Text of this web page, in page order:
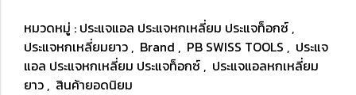
หมวดหมู่ : ประแจแอล ประแจหกเหลี่ยม ประแจท็อกซ์ ,
ประแจหกเหลี่ยมยาว , Brand , PB SWISS TOOLS , ประแจ
แอล ประแจหกเหลี่ยม ประแจท็อกซ์ , ประแจแอลหกเหลี่ยม
ยาว , สินค้ายอดนิยม